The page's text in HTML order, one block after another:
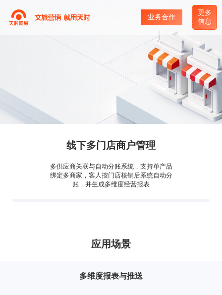
更多
信息
业务合作
线下多门店商户管理
多供应商关联与自动分账系统，支持单产品
绑定多商家，客人按门店核销后系统自动分
账，并生成多维度经营报表
应用场景
多维度报表与推送